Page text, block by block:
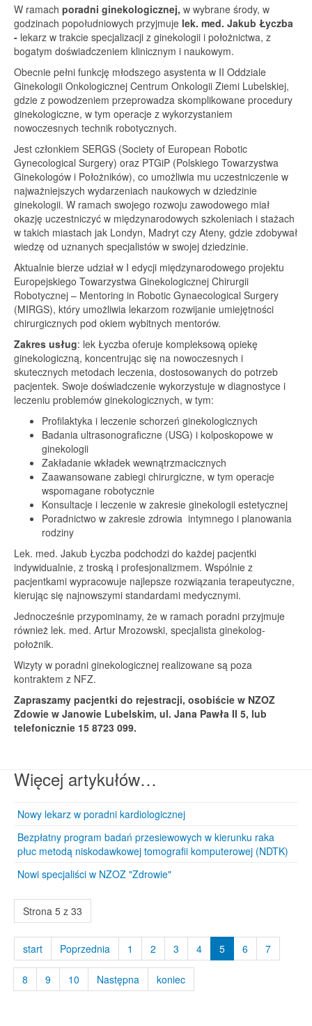
W ramach poradni ginekologicznej, w wybrane środy, w
godzinach popołudniowych przyjmuje lek. med. Jakub Łyczba
- lekarz w trakcie specjalizacji z ginekologii i położnictwa, z
bogatym doświadczeniem klinicznym i naukowym.
Obecnie pełni funkcję młodszego asystenta w II Oddziale
Ginekologii Onkologicznej Centrum Onkologii Ziemi Lubelskiej,
gdzie z powodzeniem przeprowadza skomplikowane procedury
ginekologiczne, w tym operacje z wykorzystaniem
nowoczesnych technik robotycznych.
Jest członkiem SERGS (Society of European Robotic
Gynecological Surgery) oraz PTGiP (Polskiego Towarzystwa
Ginekologów i Położników), co umożliwia mu uczestniczenie w
najważniejszych wydarzeniach naukowych w dziedzinie
ginekologii. W ramach swojego rozwoju zawodowego miał
okazję uczestniczyć w międzynarodowych szkoleniach i stażach
w takich miastach jak Londyn, Madryt czy Ateny, gdzie zdobywał
wiedzę od uznanych specjalistów w swojej dziedzinie.
Aktualnie bierze udział w I edycji międzynarodowego projektu
Europejskiego Towarzystwa Ginekologicznej Chirurgii
Robotycznej – Mentoring in Robotic Gynaecological Surgery
(MIRGS), który umożliwia lekarzom rozwijanie umiejętności
chirurgicznych pod okiem wybitnych mentorów.
Zakres usług: lek Łyczba oferuje kompleksową opiekę
ginekologiczną, koncentrując się na nowoczesnych i
skutecznych metodach leczenia, dostosowanych do potrzeb
pacjentek. Swoje doświadczenie wykorzystuje w diagnostyce i
leczeniu problemów ginekologicznych, w tym:
Profilaktyka i leczenie schorzeń ginekologicznych
Badania ultrasonograficzne (USG) i kolposkopowe w
ginekologii
Zakładanie wkładek wewnątrzmacicznych
Zaawansowane zabiegi chirurgiczne, w tym operacje
wspomagane robotycznie
Konsultacje i leczenie w zakresie ginekologii estetycznej
Poradnictwo w zakresie zdrowia intymnego i planowania
rodziny
Lek. med. Jakub Łyczba podchodzi do każdej pacjentki
indywidualnie, z troską i profesjonalizmem. Wspólnie z
pacjentkami wypracowuje najlepsze rozwiązania terapeutyczne,
kierując się najnowszymi standardami medycznymi.
Jednocześnie przypominamy, że w ramach poradni przyjmuje
również lek. med. Artur Mrozowski, specjalista ginekolog-
położnik.
Wizyty w poradni ginekologicznej realizowane są poza
kontraktem z NFZ.
Zapraszamy pacjentki do rejestracji, osobiście w NZOZ
Zdowie w Janowie Lubelskim, ul. Jana Pawła II 5, lub
telefonicznie 15 8723 099.
Więcej artykułów…
Nowy lekarz w poradni kardiologicznej
Bezpłatny program badań przesiewowych w kierunku raka
płuc metodą niskodawkowej tomografii komputerowej (NDTK)
Nowi specjaliści w NZOZ "Zdrowie"
Strona 5 z 33
start Poprzednia 1 2 3 4 5 6 7
8 9 10 Następna koniec